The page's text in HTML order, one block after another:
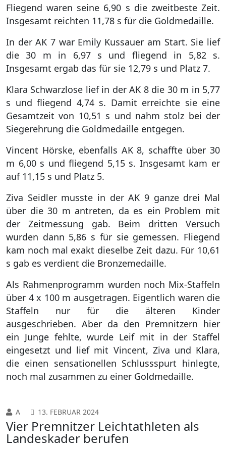
Fliegend waren seine 6,90 s die zweitbeste Zeit.
Insgesamt reichten 11,78 s für die Goldmedaille.
In der AK 7 war Emily Kussauer am Start. Sie lief
die 30 m in 6,97 s und fliegend in 5,82 s.
Insgesamt ergab das für sie 12,79 s und Platz 7.
Klara Schwarzlose lief in der AK 8 die 30 m in 5,77
s und fliegend 4,74 s. Damit erreichte sie eine
Gesamtzeit von 10,51 s und nahm stolz bei der
Siegerehrung die Goldmedaille entgegen.
Vincent Hörske, ebenfalls AK 8, schaffte über 30
m 6,00 s und fliegend 5,15 s. Insgesamt kam er
auf 11,15 s und Platz 5.
Ziva Seidler musste in der AK 9 ganze drei Mal
über die 30 m antreten, da es ein Problem mit
der Zeitmessung gab. Beim dritten Versuch
wurden dann 5,86 s für sie gemessen. Fliegend
kam noch mal exakt dieselbe Zeit dazu. Für 10,61
s gab es verdient die Bronzemedaille.
Als Rahmenprogramm wurden noch Mix-Staffeln
über 4 x 100 m ausgetragen. Eigentlich waren die
Staffeln nur für die älteren Kinder
ausgeschrieben. Aber da den Premnitzern hier
ein Junge fehlte, wurde Leif mit in der Staffel
eingesetzt und lief mit Vincent, Ziva und Klara,
die einen sensationellen Schlussspurt hinlegte,
noch mal zusammen zu einer Goldmedaille.
A 13. FEBRUAR 2024
Vier Premnitzer Leichtathleten als
Landeskader berufen